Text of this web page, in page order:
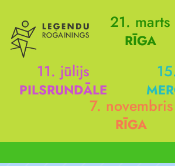
21. marts
RĪGA
11. jūlijs
PILSRUNDĀLE
7. novembris
RĪGA